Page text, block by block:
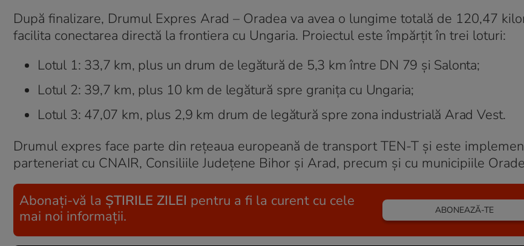
După finalizare, Drumul Expres Arad – Oradea va avea o lungime totală de 120,47
facilita conectarea directă la frontiera cu Ungaria. Proiectul este împărțit în trei loturi:
Lotul 1: 33,7 km, plus un drum de legătură de 5,3 km între DN 79 și Salonta;
Lotul 2: 39,7 km, plus 10 km de legătură spre granița cu Ungaria;
Lotul 3: 47,07 km, plus 2,9 km drum de legătură spre zona industrială Arad Vest.
Drumul expres face parte din rețeaua europeană de transport TEN-T și este
parteneriat cu CNAIR, Consiliile Județene Bihor și Arad, precum și cu municipiile
Abonați-vă la ȘTIRILE ZILEI pentru a fi la curent cu cele
mai noi informații.
ABONEAZĂ-TE